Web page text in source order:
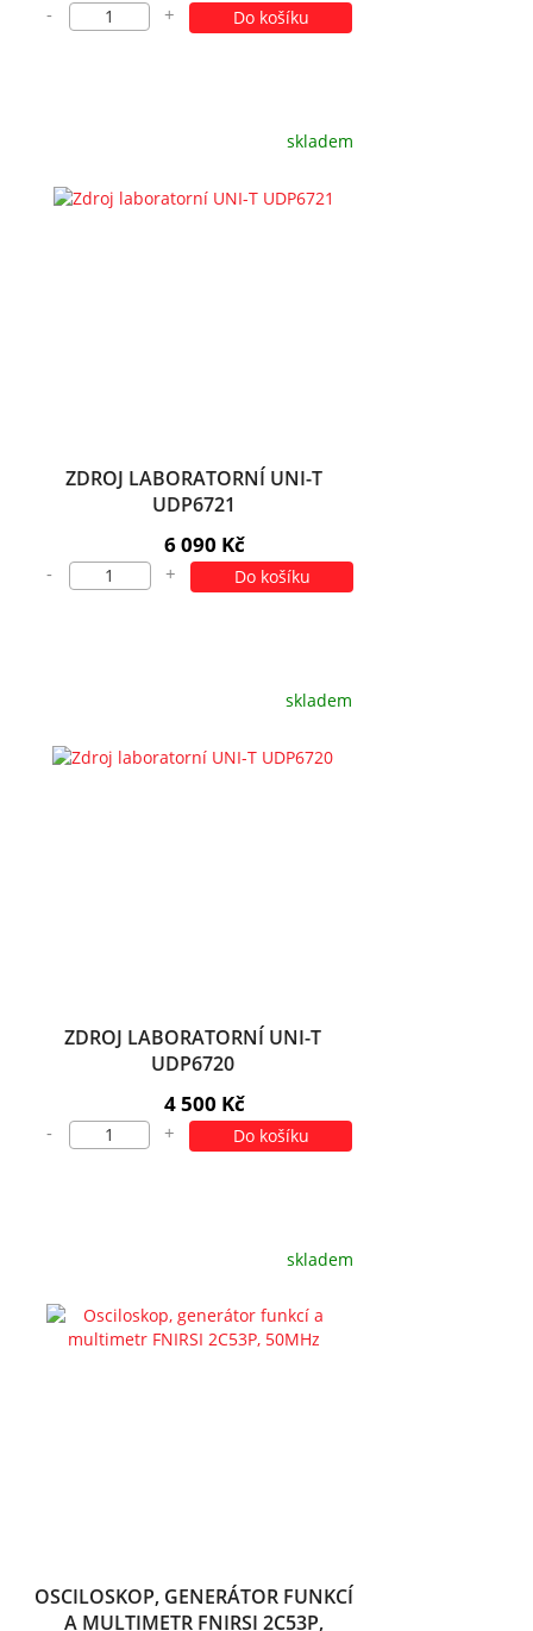
- + Do košíku
skladem
ZDROJ LABORATORNÍ UNI-T
UDP6721
6 090 Kč
- + Do košíku
skladem
ZDROJ LABORATORNÍ UNI-T
UDP6720
4 500 Kč
- + Do košíku
skladem
OSCILOSKOP, GENERÁTOR FUNKCÍ
A MULTIMETR FNIRSI 2C53P,